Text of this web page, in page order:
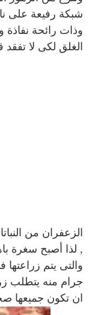
شبكة رفيعة على
وذات رائحة
الغلق لكى لا تفقد
الزعفران من
, لذا أصبح سغرة
ان تكون جميعها